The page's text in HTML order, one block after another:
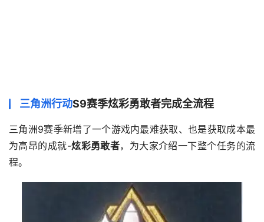
三角洲行动S9赛季炫彩勇敢者完成全流程
三角洲9赛季新增了一个游戏内最难获取、也是获取成本最
为高昂的成就-炫彩勇敢者，为大家介绍一下整个任务的流
程。